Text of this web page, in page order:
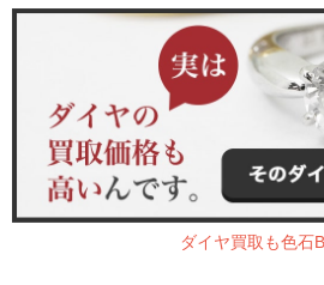
ダイヤ買取も色石